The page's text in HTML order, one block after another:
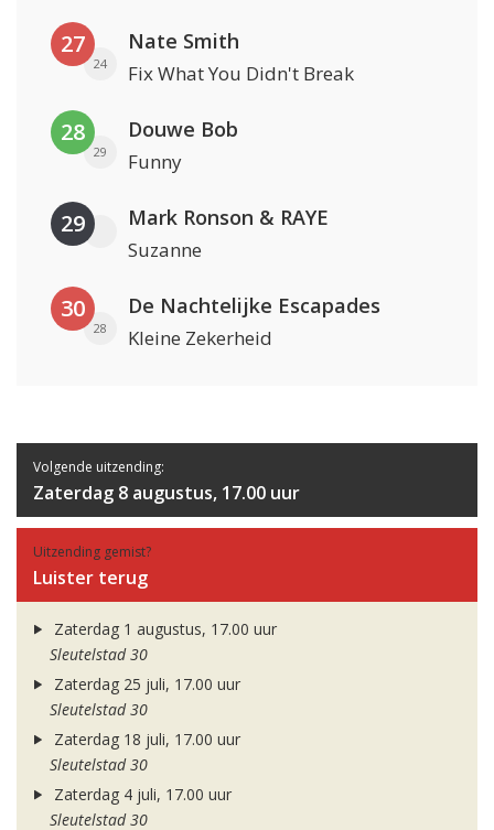
27
24
Nate Smith
Fix What You Didn't Break
28
29
Douwe Bob
Funny
29 Mark Ronson & RAYE
Suzanne
30
28
De Nachtelijke Escapades
Kleine Zekerheid
Volgende uitzending:
Zaterdag 8 augustus, 17.00 uur
Uitzending gemist?
Luister terug
Zaterdag 1 augustus, 17.00 uur
Sleutelstad 30
Zaterdag 25 juli, 17.00 uur
Sleutelstad 30
Zaterdag 18 juli, 17.00 uur
Sleutelstad 30
Zaterdag 4 juli, 17.00 uur
Sleutelstad 30